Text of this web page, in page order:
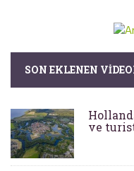
SON EKLENEN
ve